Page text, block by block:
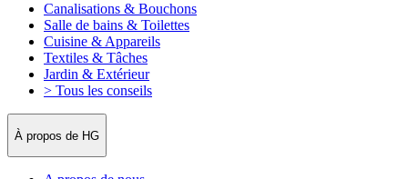
Canalisations & Bouchons
Salle de bains & Toilettes
Cuisine & Appareils
Textiles & Tâches
Jardin & Extérieur
> Tous les conseils
À propos de HG